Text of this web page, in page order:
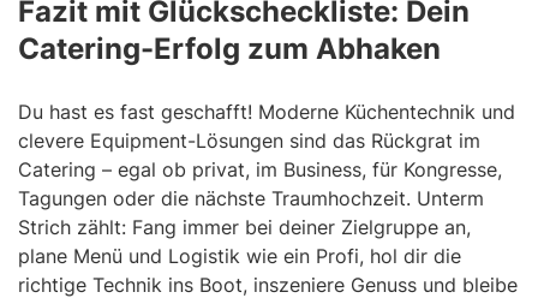
Fazit mit Glückscheckliste: Dein
Catering-Erfolg zum Abhaken
Du hast es fast geschafft! Moderne Küchentechnik und
clevere Equipment-Lösungen sind das Rückgrat im
Catering – egal ob privat, im Business, für Kongresse,
Tagungen oder die nächste Traumhochzeit. Unterm
Strich zählt: Fang immer bei deiner Zielgruppe an,
plane Menü und Logistik wie ein Profi, hol dir die
richtige Technik ins Boot, inszeniere Genuss und bleibe